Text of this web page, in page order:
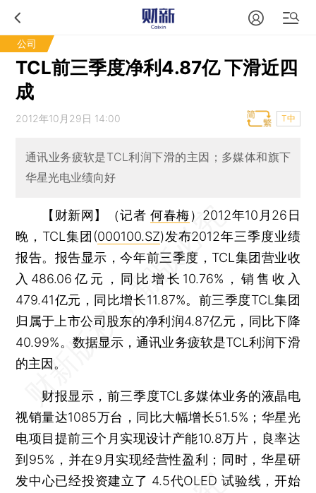
公司
TCL前三季度净利4.87亿 下滑近四
成
2012年10月29日 14:00 T中
通讯业务疲软是TCL利润下滑的主因；多媒体和旗下
华星光电业绩向好
【财新网】（记者何春梅） 2012年10月26日
晚，TCL集团(000100.SZ)发布2012年三季度业绩
报告。报告显示，今年前三季度，TCL集团营业收
入486.06亿元，同比增长10.76%，销售收入
479.41亿元，同比增长11.87%。前三季度TCL集团
归属于上市公司股东的净利润4.87亿元，同比下降
40.99%。数据显示，通讯业务疲软是TCL利润下滑
的主因。
财报显示，前三季度TCL多媒体业务的液晶电
视销量达1085万台，同比大幅增长51.5%；华星光
电项目提前三个月实现设计产能10.8万片，良率达
到95%，并在9月实现经营性盈利；同时，华星研
发中心已经投资建立了 4.5代OLED 试验线，开始